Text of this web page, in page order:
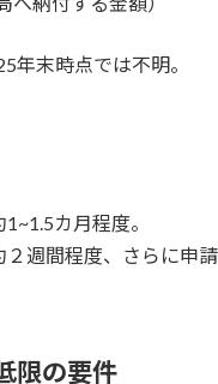
末時点では不明。
カ月程度。
週間程度、さらに申
限の要件